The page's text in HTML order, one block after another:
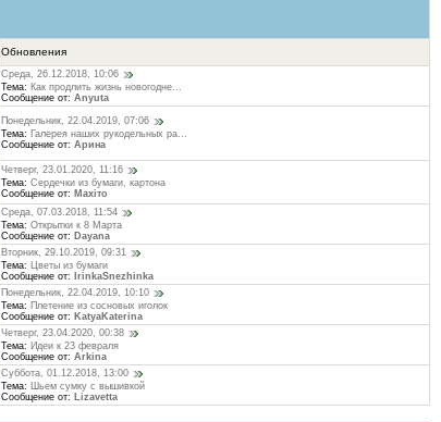
Обновления
Среда, 26.12.2018, 10:06
Тема: Как продлить жизнь новогодне...
Сообщение от: Anyuta
Понедельник, 22.04.2019, 07:06
Тема: Галерея наших рукодельных ра...
Сообщение от: Арина
Четверг, 23.01.2020, 11:16
Тема: Сердечки из бумаги, картона
Сообщение от: Махіто
Среда, 07.03.2018, 11:54
Тема: Открытки к 8 Марта
Сообщение от: Dayana
Вторник, 29.10.2019, 09:31
Тема: Цветы из бумаги
Сообщение от:
IrinkaSnezhinka
Понедельник, 22.04.2019, 10:10
Тема: Плетение из сосновых иголок
Сообщение от: KatyaKaterina
Четверг, 23.04.2020, 00:38
Тема: Идеи к 23 февраля
Сообщение от: Arkina
Суббота, 01.12.2018, 13:00
Тема: Шьем сумку с вышивкой
Сообщение от: Lizavetta